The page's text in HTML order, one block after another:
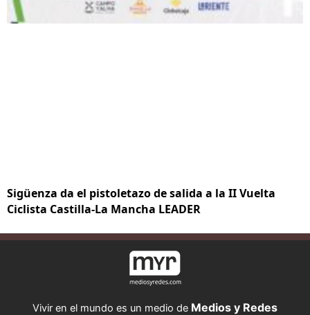
Sigüenza da el pistoletazo de salida a la II Vuelta
Ciclista Castilla-La Mancha LEADER
Vivir en el mundo es un medio de Medios y Redes